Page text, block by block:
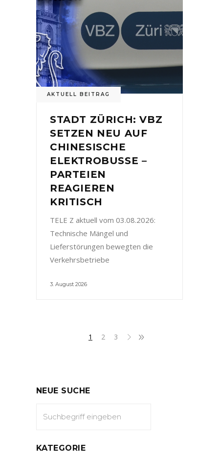
AKTUELL BEITRAG
STADT ZÜRICH: VBZ
SETZEN NEU AUF
CHINESISCHE
ELEKTROBUSSE –
PARTEIEN
REAGIEREN
KRITISCH
TELE Z aktuell vom 03.08.2026:
Technische Mängel und
Lieferstörungen bewegten die
Verkehrsbetriebe
3. August 2026
1 2 3
NEUE SUCHE
KATEGORIE